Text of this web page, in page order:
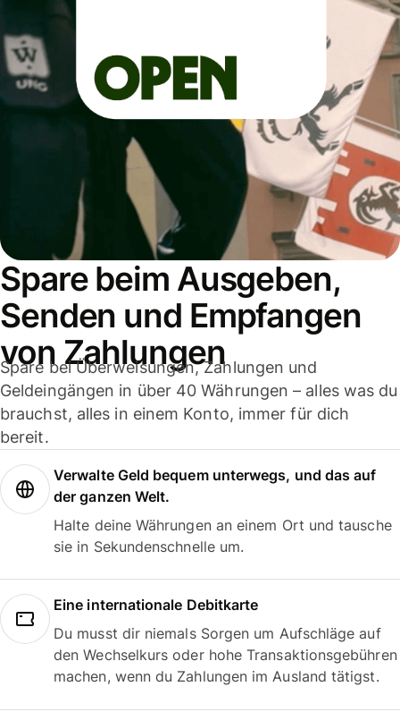
Spare beim Ausgeben,
Senden und Empfangen
von Zahlungen
Spare bei Überweisungen, Zahlungen und
Geldeingängen in über 40 Währungen – alles was du
brauchst, alles in einem Konto, immer für dich
bereit.
Verwalte Geld bequem unterwegs, und das auf
der ganzen Welt.
Halte deine Währungen an einem Ort und tausche
sie in Sekundenschnelle um.
Eine internationale Debitkarte
Du musst dir niemals Sorgen um Aufschläge auf
den Wechselkurs oder hohe Transaktionsgebühren
machen, wenn du Zahlungen im Ausland tätigst.